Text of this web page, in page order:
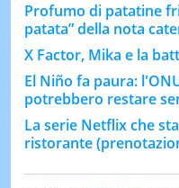
Profumo di patatine
patata” della nota
X Factor, Mika e la
El Niño fa paura:
potrebbero restare
La serie Netflix che
ristorante